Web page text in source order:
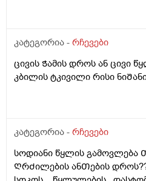
არაფერი, მხოლოდ
შეიძლება ვიფიქრო
პასუხი, ვიდრე ექიმთან
მიმართულების ექიმს უნდა
კატეგორია - რჩევები
ცივის Ჭამის დროს ან ცივი
კბილის ტკივილი რისი
კატეგორია - რჩევები
სოდიანი წყლის გამოვლება
ᲦრᲫილების ანᲗების